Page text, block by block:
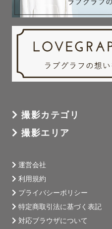
撮影カテゴリ
撮影エリア
運営会社
利用規約
プライバシーポリシー
特定商取引法に基づく表記
対応ブラウザについて